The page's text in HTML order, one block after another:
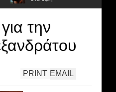
την
EMAIL
PRINT